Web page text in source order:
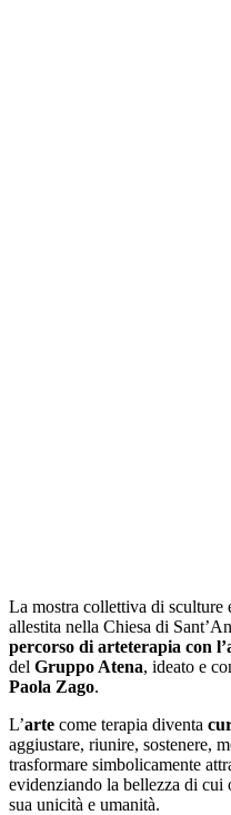
La mostra collettiva di sculture
allestita nella Chiesa di
percorso di arteterapia con
del Gruppo Atena, ideato e
Paola Zago.
L’arte come terapia diventa
aggiustare, riunire, sostenere,
trasformare simbolicamente
evidenziando la bellezza di cui
sua unicità e umanità.